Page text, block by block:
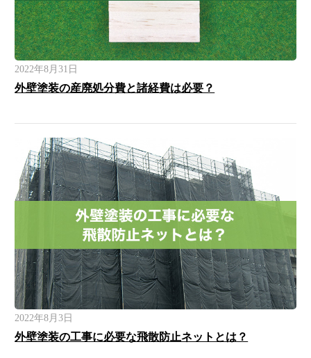
2022年8月31日
外壁塗装の産廃処分費と諸経費は必要？
2022年8月3日
外壁塗装の工事に必要な飛散防止ネットとは？